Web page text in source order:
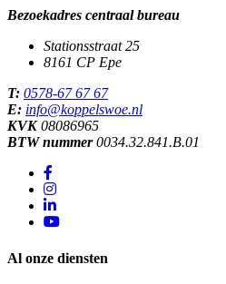
Bezoekadres centraal bureau
Stationsstraat 25
8161 CP Epe
T: 0578-67 67 67
E: info@koppelswoe.nl
KVK08086965
BTW nummer0034.32.841.B.01
Al onze diensten